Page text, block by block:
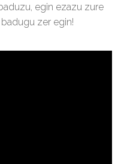
egin ezazu zure
badugu zer egin!